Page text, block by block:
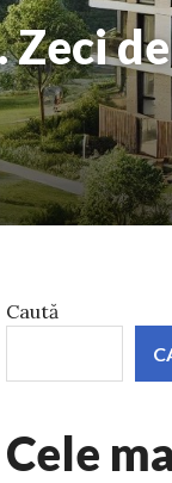
Zeci de
Caută
Cele